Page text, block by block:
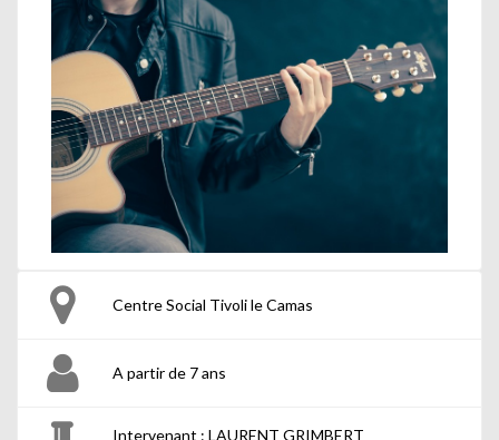
Centre Social Tivoli le Camas
A partir de 7 ans
Intervenant : LAURENT GRIMBERT